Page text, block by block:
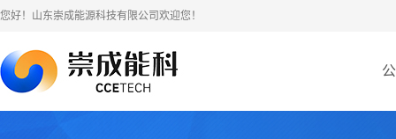
您好！山东崇成能源科技有限公司欢迎您！